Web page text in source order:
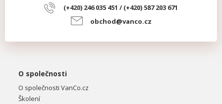
(+420) 246 035 451 / (+420) 587 203 671
obchod@vanco.cz
O společnosti
O společnosti VanCo.cz
Školení